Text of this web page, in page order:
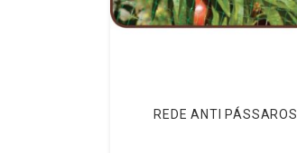
REDE ANTI PÁSSAROS